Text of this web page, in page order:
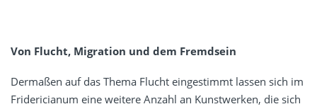
Von Flucht, Migration und dem Fremdsein
Dermaßen auf das Thema Flucht eingestimmt lassen sich im
Fridericianum eine weitere Anzahl an Kunstwerken, die sich